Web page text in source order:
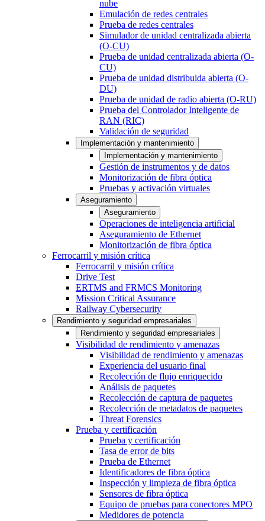
nube
Emulación de redes centrales
Prueba de redes centrales
Simulador de unidad centralizada abierta
(O-CU)
Prueba de unidad centralizada abierta (O-
CU)
Prueba de unidad distribuida abierta (O-
DU)
Prueba de unidad de radio abierta (O-RU)
Prueba del Controlador Inteligente de
RAN (RIC)
Validación de seguridad
Implementación y mantenimiento
Implementación y mantenimiento
Gestión de instrumentos y de datos
Monitorización de fibra óptica
Pruebas y activación virtuales
Aseguramiento
Aseguramiento
Operaciones de inteligencia artificial
Aseguramiento de Ethernet
Monitorización de fibra óptica
Ferrocarril y misión crítica
Ferrocarril y misión crítica
Drive Test
ERTMS and FRMCS Monitoring
Mission Critical Assurance
Railway Cybersecurity
Rendimiento y seguridad empresariales
Rendimiento y seguridad empresariales
Visibilidad de rendimiento y amenazas
Visibilidad de rendimiento y amenazas
Experiencia del usuario final
Recolección de flujo enriquecido
Análisis de paquetes
Recolección de captura de paquetes
Recolección de metadatos de paquetes
Threat Forensics
Prueba y certificación
Prueba y certificación
Tasa de error de bits
Prueba de Ethernet
Identificadores de fibra óptica
Inspección y limpieza de fibra óptica
Sensores de fibra óptica
Equipo de pruebas para conectores MPO
Medidores de potencia